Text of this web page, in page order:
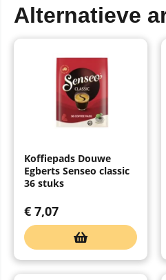
Alternatieve
Koffiepads Douwe
Egberts Senseo classic
36 stuks
€ 7,07